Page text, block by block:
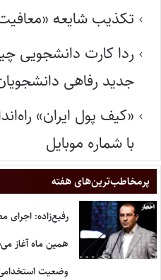
تکذیب شایعه
ردا کارت دانشجویی
جدید رفاهی دانشجویان از
«کیف پول ایران»
با شماره موبایل
پر‌مخاطب‌ترین‌های هفته
رفیع‌زاده: اجرای
همین ماه آغاز
وضعیت